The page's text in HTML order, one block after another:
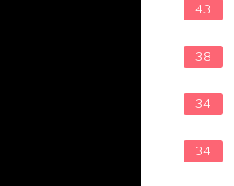
43
38
34
34